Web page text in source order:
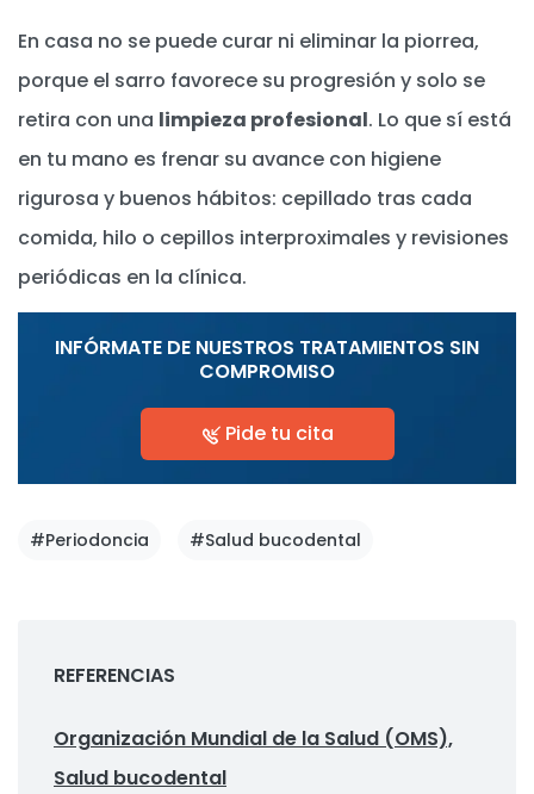
En casa no se puede curar ni eliminar la piorrea,
porque el sarro favorece su progresión y solo se
retira con una limpieza profesional. Lo que sí está
en tu mano es frenar su avance con higiene
rigurosa y buenos hábitos: cepillado tras cada
comida, hilo o cepillos interproximales y revisiones
periódicas en la clínica.
INFÓRMATE DE NUESTROS TRATAMIENTOS SIN
COMPROMISO
Pide tu cita
#Periodoncia #Salud bucodental
REFERENCIAS
Organización Mundial de la Salud (OMS),
Salud bucodental